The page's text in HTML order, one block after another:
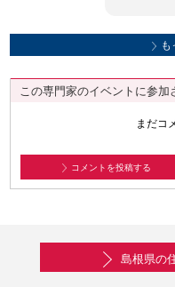
も
この専門家のイベントに参加
まだコ
コメントを投稿する
島根県の